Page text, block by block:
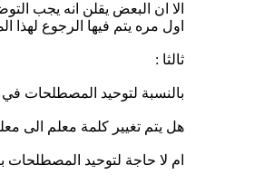
الا ان البعض يقلن انه يجب
اول مره يتم فيها الرجوع لهذا
ثالثا :
بالنسبة لتوحيد المصطلحات
هل يتم تغيير كلمة معلم الى
ام لا حاجة لتوحيد المصطلحات